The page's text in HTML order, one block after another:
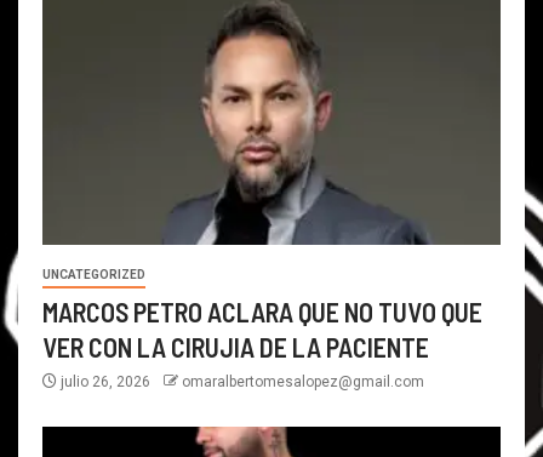
UNCATEGORIZED
MARCOS PETRO ACLARA QUE NO TUVO QUE
VER CON LA CIRUJIA DE LA PACIENTE
julio 26, 2026 omaralbertomesalopez@gmail.com